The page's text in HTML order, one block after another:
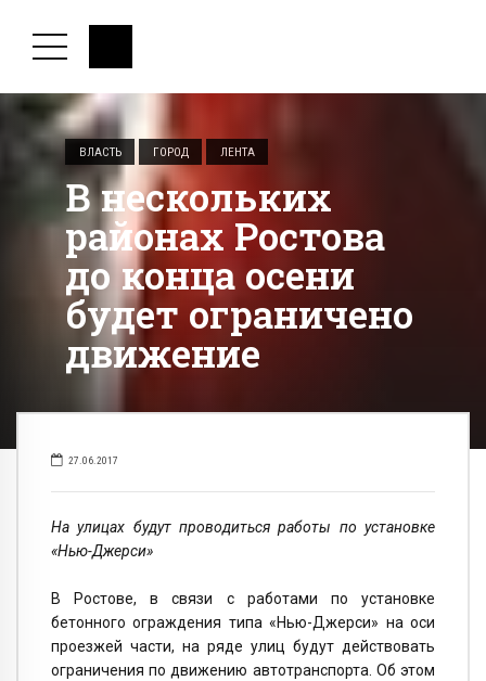
ВЛАСТЬ ГОРОД ЛЕНТА
В нескольких
районах Ростова
до конца осени
будет ограничено
движение
27.06.2017
На улицах будут проводиться работы по установке
«Нью-Джерси»
В Ростове, в связи с работами по установке
бетонного ограждения типа «Нью-Джерси» на оси
проезжей части, на ряде улиц будут действовать
ограничения по движению автотранспорта. Об этом